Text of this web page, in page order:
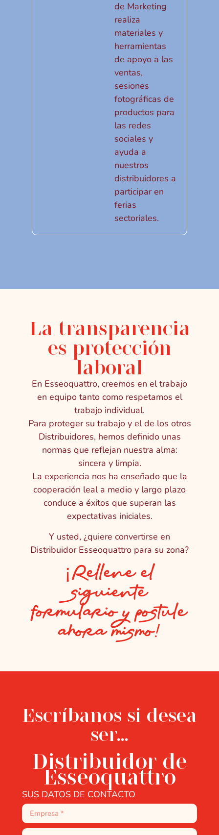
de Marketing
realiza
materiales y
herramientas
de apoyo a las
ventas,
sesiones
fotográficas de
productos para
las redes
sociales y
ayuda a
nuestros
distribuidores a
participar en
ferias
sectoriales.
La transparencia
es protección
laboral
En Esseoquattro, creemos en el trabajo
en equipo tanto como respetamos el
trabajo individual.
Para proteger su trabajo y el de los otros
Distribuidores, hemos definido unas
normas que reflejan nuestra alma:
sincera y limpia.
La experiencia nos ha enseñado que la
cooperación leal a medio y largo plazo
conduce a éxitos que superan las
expectativas iniciales.
Y usted, ¿quiere convertirse en
Distribuidor Esseoquattro para su zona?
¡Rellene el
siguiente
formulario y postule
ahora mismo!
Escríbanos si desea
ser...
Distribuidor de
Esseoquattro
SUS DATOS DE CONTACTO